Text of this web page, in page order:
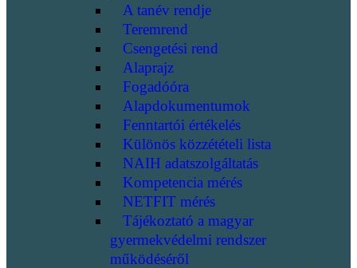
A tanév rendje
Teremrend
Csengetési rend
Alaprajz
Fogadóóra
Alapdokumentumok
Fenntartói értékelés
Különös közzétételi lista
NAIH adatszolgáltatás
Kompetencia mérés
NETFIT mérés
Tájékoztató a magyar
gyermekvédelmi rendszer
működéséről